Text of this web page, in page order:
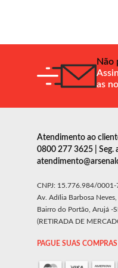
Não
as
Atendimento ao
0800 277 3625 | Seg.
CNPJ: 15.776.984/0001-
Av. Adília Barbosa
Bairro do Portão, Arujá -
(RETIRADA DE
PAGUE SUAS